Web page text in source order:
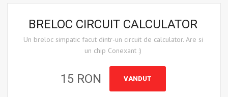
BRELOC CIRCUIT CALCULATOR
Un breloc simpatic facut dintr-un circuit de calculator. Are si
un chip Conexant :)
15 RON VANDUT